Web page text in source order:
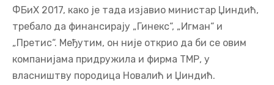
ФБиХ 2017, како је тада изјавио министар Џиндић,
требало да финансирају „Гинекс“, „Игман“ и
„Претис“. Међутим, он није открио да би се овим
компанијама придружила и фирма ТМР, у
власништву породица Новалић и Џиндић.